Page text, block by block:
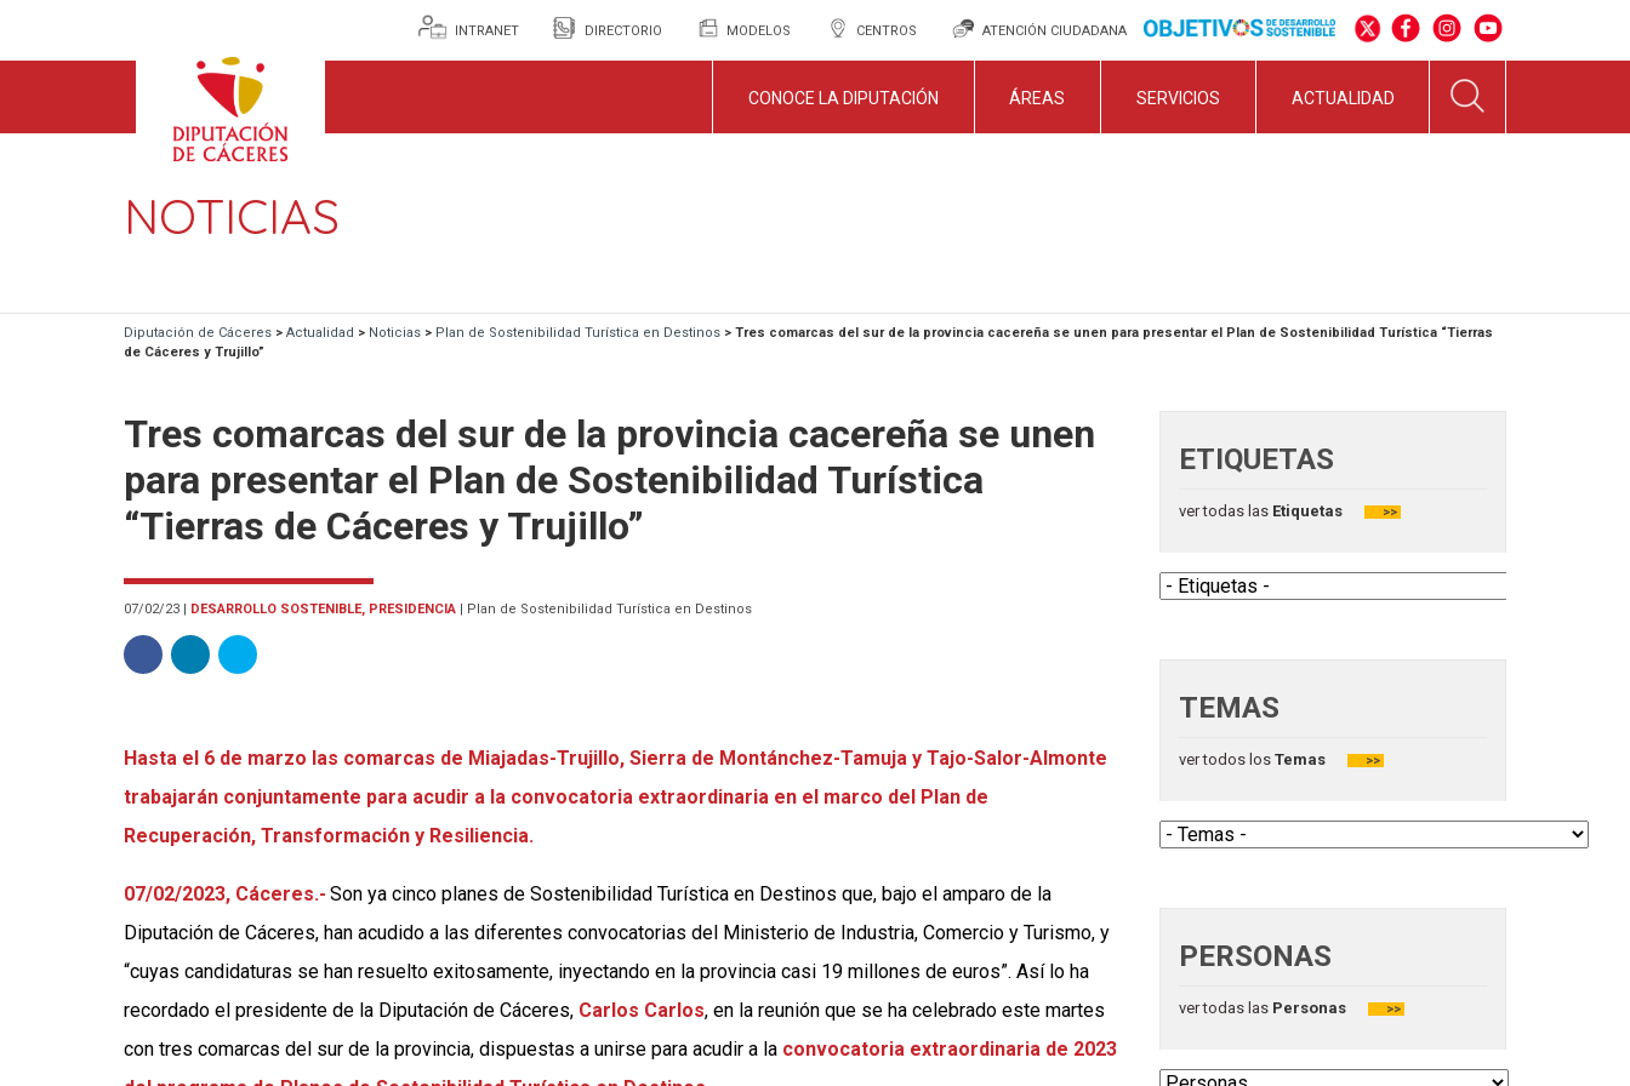
INTRANET DIRECTORIO MODELOS CENTROS ATENCIÓN CIUDADANA
CONOCE LA DIPUTACIÓN ÁREAS SERVICIOS ACTUALIDAD
NOTICIAS
Diputación de Cáceres > Actualidad > Noticias > Plan de Sostenibilidad Turística en Destinos > Tres comarcas del sur de la provincia cacereña se unen para presentar el Plan de Sostenibilidad Turística “Tierras
de Cáceres y Trujillo”
Tres comarcas del sur de la provincia cacereña se unen
para presentar el Plan de Sostenibilidad Turística
“Tierras de Cáceres y Trujillo”
07/02/23 | DESARROLLO SOSTENIBLE, PRESIDENCIA | Plan de Sostenibilidad Turística en Destinos
ETIQUETAS
ver todas las Etiquetas >>
TEMAS
ver todos los Temas >>
PERSONAS
ver todas las Personas >>